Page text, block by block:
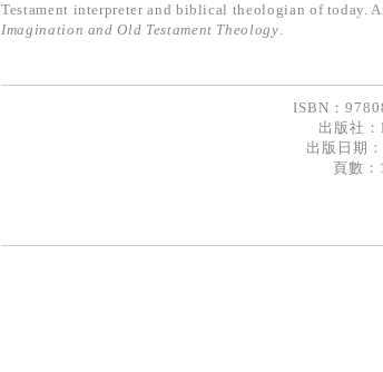
Testament interpreter and biblical theologian of today.
Imagination and Old Testament Theology.
ISBN：
出版社：
出版日期
頁數：